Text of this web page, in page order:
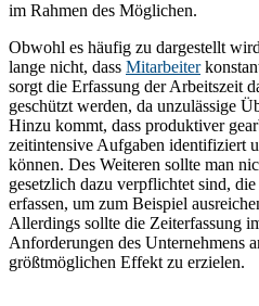
im Rahmen des Möglichen.
Obwohl es häufig zu dargestellt
lange nicht, dass Mitarbeiter
sorgt die Erfassung der Arbeitszeit
geschützt werden, da unzulässige
Hinzu kommt, dass produktiver
zeitintensive Aufgaben identifiziert
können. Des Weiteren sollte man
gesetzlich dazu verpflichtet sind,
erfassen, um zum Beispiel
Allerdings sollte die Zeiterfassung
Anforderungen des Unternehmens
größtmöglichen Effekt zu erzielen.